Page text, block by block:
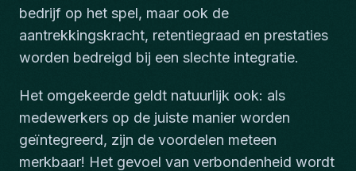
bedrijf op het spel, maar ook de
aantrekkingskracht, retentiegraad en prestaties
worden bedreigd bij een slechte integratie.
Het omgekeerde geldt natuurlijk ook: als
medewerkers op de juiste manier worden
geïntegreerd, zijn de voordelen meteen
merkbaar! Het gevoel van verbondenheid wordt